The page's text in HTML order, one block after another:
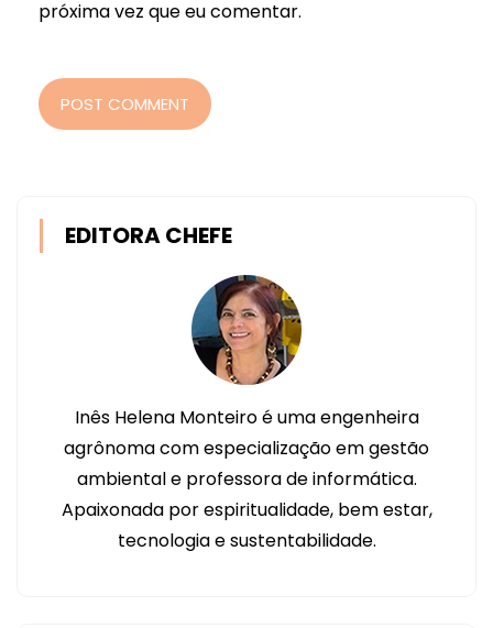
próxima vez que eu comentar.
POST COMMENT
EDITORA CHEFE
Inês Helena Monteiro é uma engenheira
agrônoma com especialização em gestão
ambiental e professora de informática.
Apaixonada por espiritualidade, bem estar,
tecnologia e sustentabilidade.